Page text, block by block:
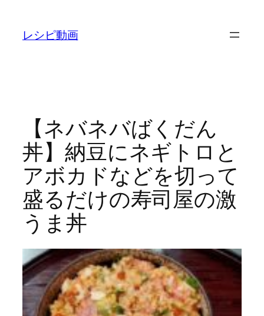
レシピ動画
【ネバネバばくだん
丼】納豆にネギトロと
アボカドなどを切って
盛るだけの寿司屋の激
うま丼